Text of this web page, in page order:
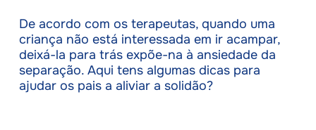
De acordo com os terapeutas, quando uma
criança não está interessada em ir acampar,
deixá-la para trás expõe-na à ansiedade da
separação. Aqui tens algumas dicas para
ajudar os pais a aliviar a solidão?